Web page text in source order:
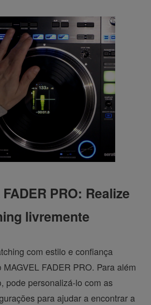
PRO: Realize
livremente
com estilo e confiança
FADER PRO. Para além
pode personalizá-lo com as
para ajudar a encontrar a